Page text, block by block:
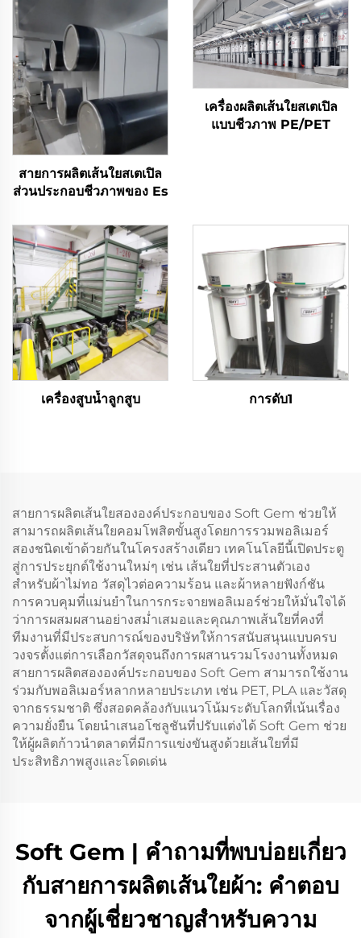
สายการผลิตเส้นใยสเตเปิล
ส่วนประกอบชีวภาพของ Es
เครื่องผลิตเส้นใยสเตเปิล
แบบชีวภาพ PE/PET
เครื่องสูบน้ำลูกสูบ การดับ1
สายการผลิตเส้นใยสององค์ประกอบของ Soft Gem ช่วยให้
สามารถผลิตเส้นใยคอมโพสิตขั้นสูงโดยการรวมพอลิเมอร์
สองชนิดเข้าด้วยกันในโครงสร้างเดียว เทคโนโลยีนี้เปิดประตู
สู่การประยุกต์ใช้งานใหม่ๆ เช่น เส้นใยที่ประสานตัวเอง
สำหรับผ้าไม่ทอ วัสดุไวต่อความร้อน และผ้าหลายฟังก์ชัน
การควบคุมที่แม่นยำในการกระจายพอลิเมอร์ช่วยให้มั่นใจได้
ว่าการผสมผสานอย่างสม่ำเสมอและคุณภาพเส้นใยที่คงที่
ทีมงานที่มีประสบการณ์ของบริษัทให้การสนับสนุนแบบครบ
วงจรตั้งแต่การเลือกวัสดุจนถึงการผสานรวมโรงงานทั้งหมด
สายการผลิตสององค์ประกอบของ Soft Gem สามารถใช้งาน
ร่วมกับพอลิเมอร์หลากหลายประเภท เช่น PET, PLA และวัสดุ
จากธรรมชาติ ซึ่งสอดคล้องกับแนวโน้มระดับโลกที่เน้นเรื่อง
ความยั่งยืน โดยนำเสนอโซลูชันที่ปรับแต่งได้ Soft Gem ช่วย
ให้ผู้ผลิตก้าวนำตลาดที่มีการแข่งขันสูงด้วยเส้นใยที่มี
ประสิทธิภาพสูงและโดดเด่น
Soft Gem | คำถามที่พบบ่อยเกี่ยว
กับสายการผลิตเส้นใยผ้า: คำตอบ
จากผู้เชี่ยวชาญสำหรับความ